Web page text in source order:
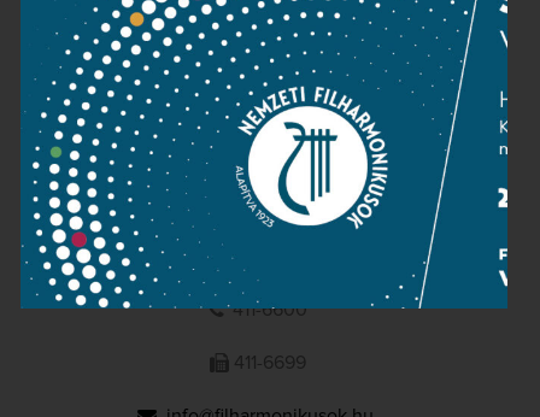
NEMZETI
FILHARMONIKUSOK
1095 Budapest, Komor Marcell u. 1. (Müpa)
411-6600
411-6699